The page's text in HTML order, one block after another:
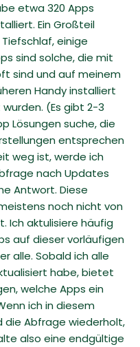
etwa 320 Apps
Ein Großteil
einige
sind solche, die mit
sind und auf meinem
Handy installiert
(Es gibt 2-3
Lösungen suche, die
entsprechen
weg ist, werde ich
nach Updates
Antwort. Diese
noch nicht von
Ich aktulisiere häufig
auf dieser vorläufigen
alle. Sobald ich alle
habe, bietet
welche Apps ein
ich in diesem
die Abfrage wiederholt,
also eine endgültige